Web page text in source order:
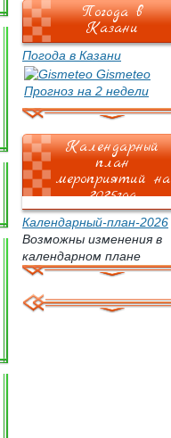
Погода в
Казани
Погода в Казани
Gismeteo
Прогноз на 2 недели
Календарный
план
мероприятий на
2025год
Календарный-план-2026
Возможны изменения в
календарном плане